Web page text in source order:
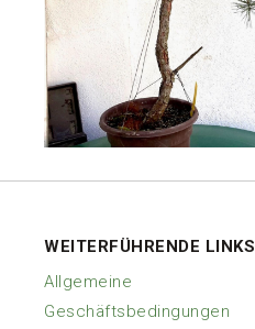
WEITERFÜHRENDE LINKS
Allgemeine
Geschäftsbedingungen